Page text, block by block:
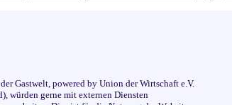
Gastwelt, powered by Union der Wirtschaft e.V.
würden gerne mit externen Diensten